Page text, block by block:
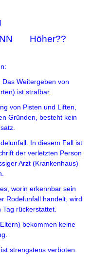
NN Höher??
Weitergeben von
ist strafbar.
von Pisten und Liften,
Gründen, besteht kein
In diesem Fall ist
der verletzten Person
Arzt (Krankenhaus)
worin erkennbar sein
Rodelunfall handelt, wird
rückerstattet.
bekommen keine
strengstens verboten.